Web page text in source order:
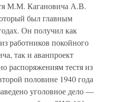
М.М. Кагановича А.В.
был главным
Он получил как
работников покойного
так и аванпроект
распоряжениям тестя из
половине 1940 года
уголовное дело —